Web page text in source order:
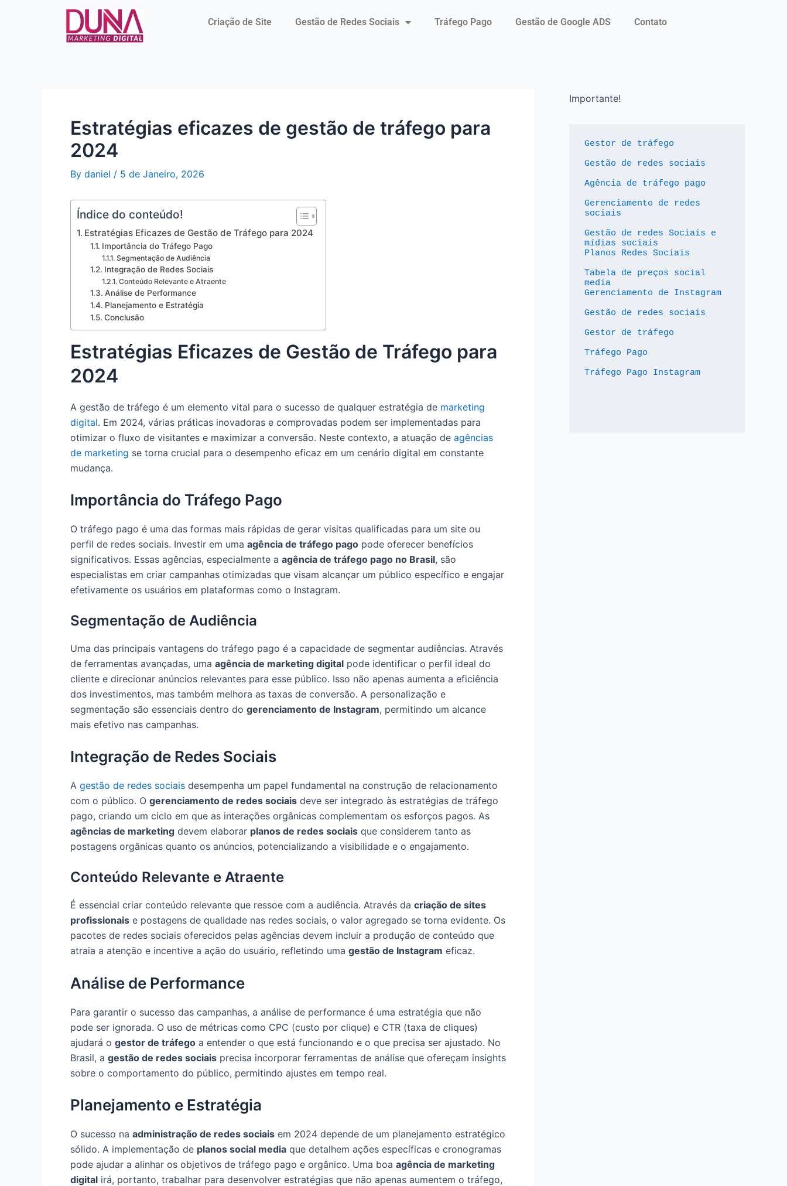
Criação de Site Gestão de Redes Sociais Tráfego Pago Gestão de Google ADS Contato
Estratégias eficazes de gestão de tráfego para
2024
By daniel / 5 de Janeiro, 2026
Índice do conteúdo!
Estratégias Eficazes de Gestão de Tráfego para 2024
Importância do Tráfego Pago
Segmentação de Audiência
Integração de Redes Sociais
Conteúdo Relevante e Atraente
Análise de Performance
Planejamento e Estratégia
Conclusão
Estratégias Eficazes de Gestão de Tráfego para
2024
A gestão de tráfego é um elemento vital para o sucesso de qualquer estratégia de marketing
digital. Em 2024, várias práticas inovadoras e comprovadas podem ser implementadas para
otimizar o fluxo de visitantes e maximizar a conversão. Neste contexto, a atuação de agências
de marketing se torna crucial para o desempenho eficaz em um cenário digital em constante
mudança.
Importância do Tráfego Pago
O tráfego pago é uma das formas mais rápidas de gerar visitas qualificadas para um site ou
perfil de redes sociais. Investir em uma agência de tráfego pago pode oferecer benefícios
significativos. Essas agências, especialmente a agência de tráfego pago no Brasil, são
especialistas em criar campanhas otimizadas que visam alcançar um público específico e engajar
efetivamente os usuários em plataformas como o Instagram.
Segmentação de Audiência
Uma das principais vantagens do tráfego pago é a capacidade de segmentar audiências. Através
de ferramentas avançadas, uma agência de marketing digital pode identificar o perfil ideal do
cliente e direcionar anúncios relevantes para esse público. Isso não apenas aumenta a eficiência
dos investimentos, mas também melhora as taxas de conversão. A personalização e
segmentação são essenciais dentro do gerenciamento de Instagram, permitindo um alcance
mais efetivo nas campanhas.
Integração de Redes Sociais
A gestão de redes sociais desempenha um papel fundamental na construção de relacionamento
com o público. O gerenciamento de redes sociais deve ser integrado às estratégias de tráfego
pago, criando um ciclo em que as interações orgânicas complementam os esforços pagos. As
agências de marketing devem elaborar planos de redes sociais que considerem tanto as
postagens orgânicas quanto os anúncios, potencializando a visibilidade e o engajamento.
Conteúdo Relevante e Atraente
É essencial criar conteúdo relevante que ressoe com a audiência. Através da criação de sites
profissionais e postagens de qualidade nas redes sociais, o valor agregado se torna evidente. Os
pacotes de redes sociais oferecidos pelas agências devem incluir a produção de conteúdo que
atraia a atenção e incentive a ação do usuário, refletindo uma gestão de Instagram eficaz.
Análise de Performance
Para garantir o sucesso das campanhas, a análise de performance é uma estratégia que não
pode ser ignorada. O uso de métricas como CPC (custo por clique) e CTR (taxa de cliques)
ajudará o gestor de tráfego a entender o que está funcionando e o que precisa ser ajustado. No
Brasil, a gestão de redes sociais precisa incorporar ferramentas de análise que ofereçam insights
sobre o comportamento do público, permitindo ajustes em tempo real.
Planejamento e Estratégia
O sucesso na administração de redes sociais em 2024 depende de um planejamento estratégico
sólido. A implementação de planos social media que detalhem ações específicas e cronogramas
pode ajudar a alinhar os objetivos de tráfego pago e orgânico. Uma boa agência de marketing
digital irá, portanto, trabalhar para desenvolver estratégias que não apenas aumentem o tráfego,
navigation
Importante!
Gestor de tráfego
Gestão de redes sociais
Agência de tráfego pago
Gerenciamento de redes
sociais
Gestão de redes Sociais e
mídias sociais
Planos Redes Sociais
Tabela de preços social
media
Gerenciamento de Instagram
Gestão de redes sociais
Gestor de tráfego
Tráfego Pago
Tráfego Pago Instagram